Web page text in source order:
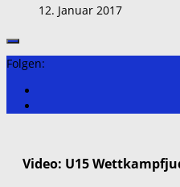
12. Januar 2017
Folgen:
Video: U15